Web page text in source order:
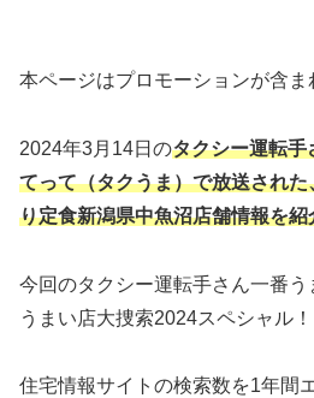
本ページはプロモーションが含ま
2024年3月14日のタクシー運転手
てって（タクうま）で放送され
り定食新潟県中魚沼店舗情報を紹
今回のタクシー運転手さん一番う
うまい店大捜索2024スペシャル！
住宅情報サイトの検索数を1年間